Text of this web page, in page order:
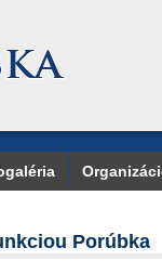
Porúbka